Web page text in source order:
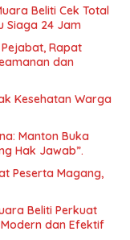
Beliti Cek Total
Siaga 24 Jam
Rapat
dan
Kesehatan Warga
Manton Buka
Hak Jawab”.
Peserta Magang,
Beliti Perkuat
dan Efektif